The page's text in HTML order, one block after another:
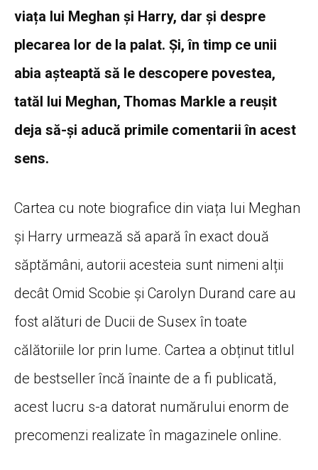
viața lui Meghan și Harry, dar și despre
plecarea lor de la palat. Și, în timp ce unii
abia așteaptă să le descopere povestea,
tatăl lui Meghan, Thomas Markle a reușit
deja să-și aducă primile comentarii în acest
sens.
Cartea cu note biografice din viața lui Meghan
și Harry urmează să apară în exact două
săptămâni, autorii acesteia sunt nimeni alții
decât Omid Scobie și Carolyn Durand care au
fost alături de Ducii de Susex în toate
călătoriile lor prin lume. Cartea a obținut titlul
de bestseller încă înainte de a fi publicată,
acest lucru s-a datorat numărului enorm de
precomenzi realizate în magazinele online.